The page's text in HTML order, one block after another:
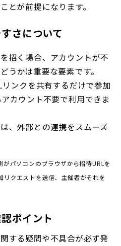
とが前提になります。
さについて
招く場合、アカウントが不
うかは重要な要素です。
リンクを共有するだけで参加
アカウント不要で利用できま
、外部との連携をスムーズ
パソコンのブラウザから招待URLを
リクエストを送信、主催者がそれを
ポイント
する疑問や不具合が必ず発